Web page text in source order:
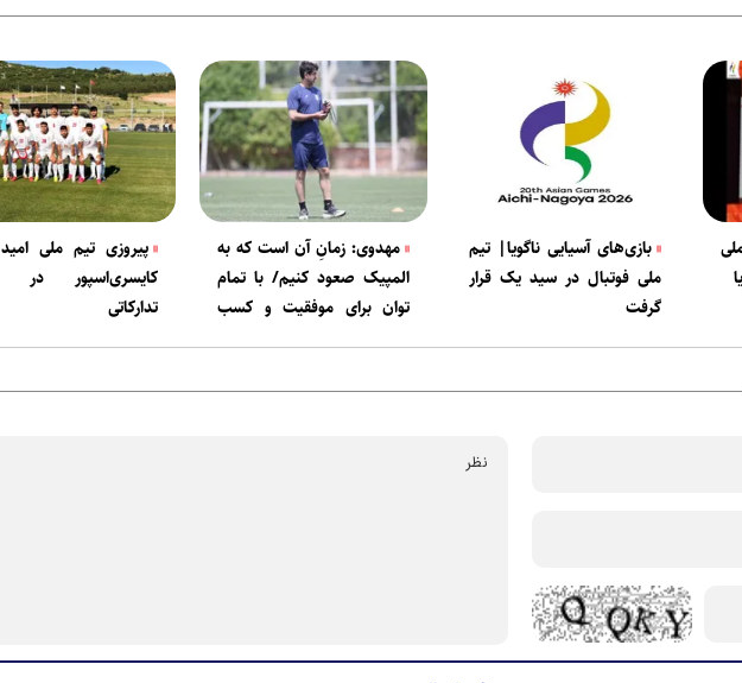
بازی‌های آسیایی ناگویا| تیم
ملی فوتبال در سید یک قرار
گرفت
مهدوی: زمانِ آن است که به
المپیک صعود کنیم/ با تمام
توان برای موفقیت و کسب
پیروزی تیم ملی
کایسری‌اسپور در
تدارکاتی